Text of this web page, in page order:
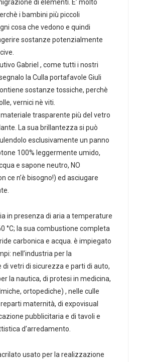
di elementi. E’ molto
i bambini più piccoli
cosa che vedono e quindi
sostanze potenzialmente
Gabriel , come tutti i nostri
la Culla portafavole Giuli
sostanze tossiche, perchè
vernici nè viti.
materiale trasparente più del vetro
La sua brillantezza si può
esclusivamente un panno
100% leggermente umido,
e sapone neutro, NO
ce n’è bisogno!) ed asciugare
in presenza di aria a temperature
°C; la sua combustione completa
carbonica e acqua. è impiegato
nell’industria per la
vetri di sicurezza e parti di auto,
la nautica, di protesi in medicina,
ortopediche) , nelle culle
maternità, di expovisual
pubblicitaria e di tavoli e
d’arredamento.
usato per la realizzazione